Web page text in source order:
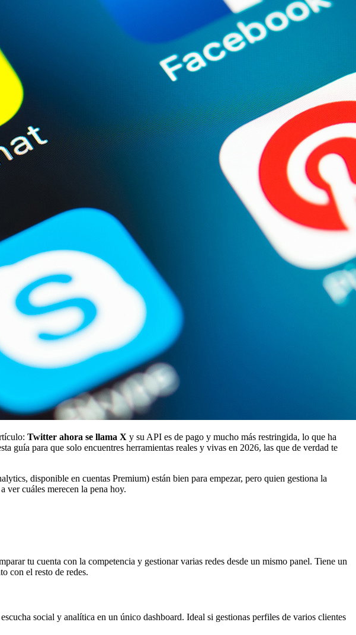
Twitter ahora se llama X y su API es de pago y mucho más restringida, lo que ha
guía para que solo encuentres herramientas reales y vivas en 2026, las que de verdad te
disponible en cuentas Premium) están bien para empezar, pero quien gestiona la
ver cuáles merecen la pena hoy.
tu cuenta con la competencia y gestionar varias redes desde un mismo panel. Tiene un
con el resto de redes.
social y analítica en un único dashboard. Ideal si gestionas perfiles de varios clientes